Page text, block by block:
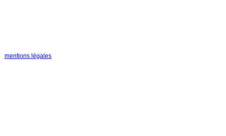
mentions légales